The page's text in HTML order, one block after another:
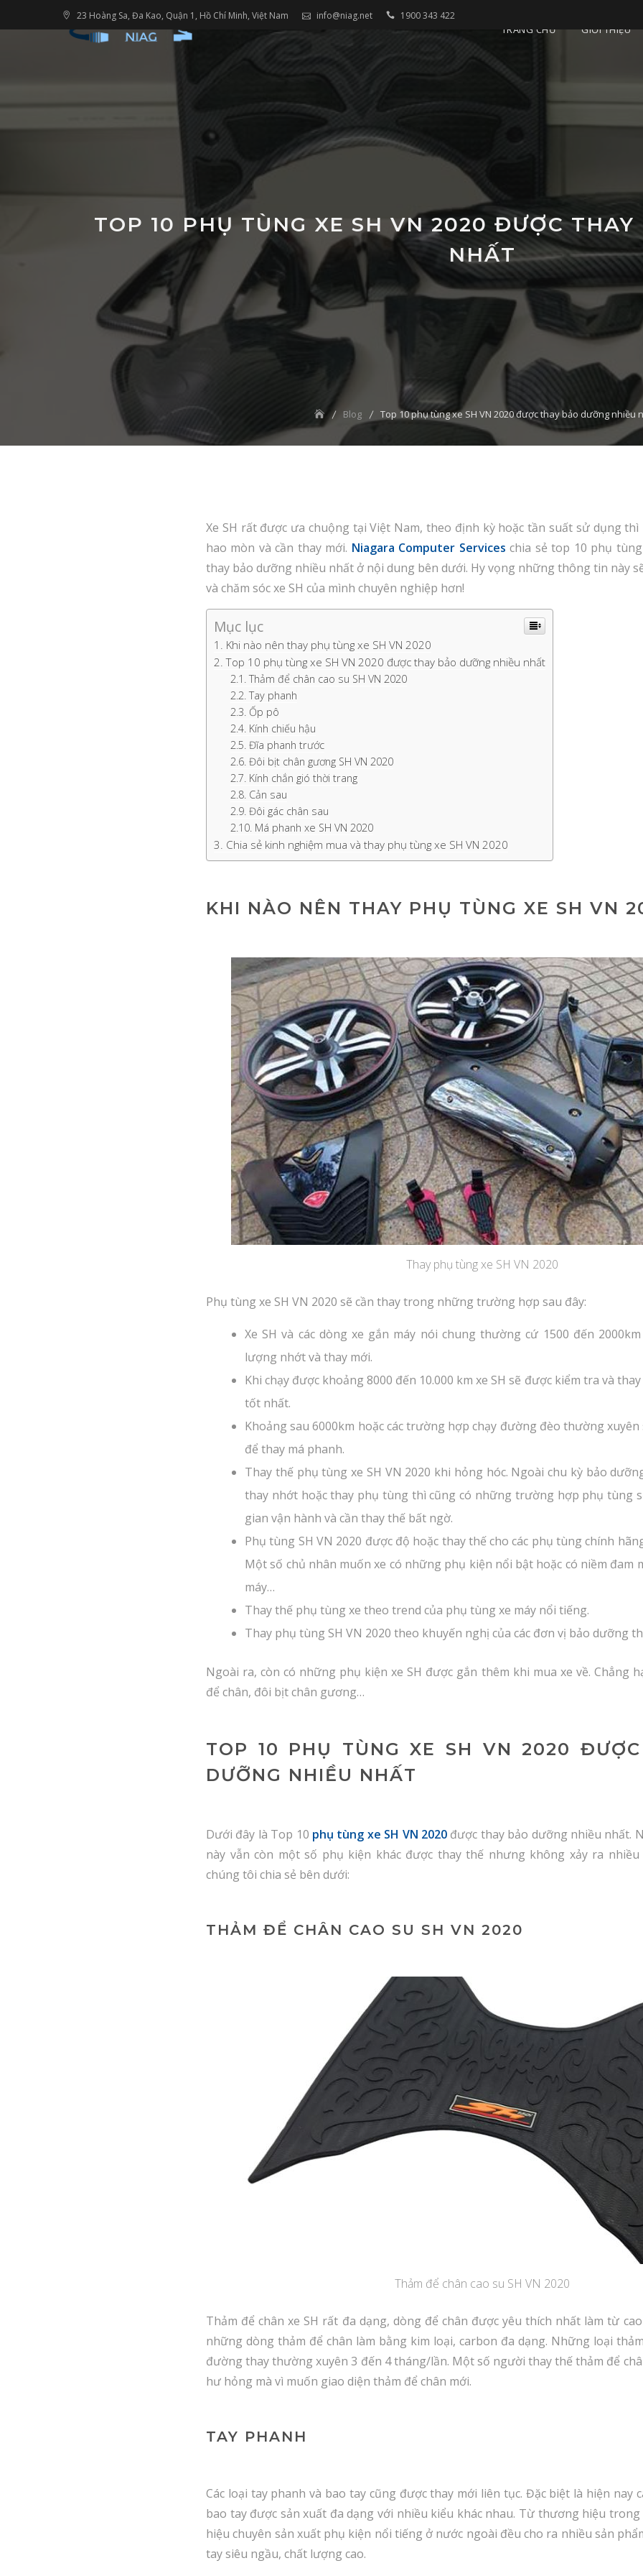
to
23 Hoàng Sa, Đa Kao, Quận 1, Hồ Chí Minh, Việt Nam info@niag.net 1900 343 422
TRANG CHỦ GIỚI THIỆU
TOP 10 PHỤ TÙNG XE SH VN 2020 ĐƯỢC
NHẤT
Blog Top 10 phụ tùng xe SH VN 2020 được thay bảo dưỡng nhiều
Xe SH rất được ưa chuộng tại Việt Nam, theo định kỳ hoặc tần suất sử dụng
hao mòn và cần thay mới. Niagara Computer Services chia sẻ top 10 phụ
thay bảo dưỡng nhiều nhất ở nội dung bên dưới. Hy vọng những thông tin này
và chăm sóc xe SH của mình chuyên nghiệp hơn!
Mục lục
Khi nào nên thay phụ tùng xe SH VN 2020
Top 10 phụ tùng xe SH VN 2020 được thay bảo dưỡng nhiều nhất
Thảm để chân cao su SH VN 2020
Tay phanh
Ốp pô
Kính chiếu hậu
Đĩa phanh trước
Đôi bịt chân gương SH VN 2020
Kính chắn gió thời trang
Cản sau
Đôi gác chân sau
Má phanh xe SH VN 2020
Chia sẻ kinh nghiệm mua và thay phụ tùng xe SH VN 2020
KHI NÀO NÊN THAY PHỤ TÙNG XE SH VN
Thay phụ tùng xe SH VN 2020
Phụ tùng xe SH VN 2020 sẽ cần thay trong những trường hợp sau đây:
Xe SH và các dòng xe gắn máy nói chung thường cứ 1500 đến
lượng nhớt và thay mới.
Khi chạy được khoảng 8000 đến 10.000 km xe SH sẽ được kiểm tra và
tốt nhất.
Khoảng sau 6000km hoặc các trường hợp chạy đường đèo thường
để thay má phanh.
Thay thế phụ tùng xe SH VN 2020 khi hỏng hóc. Ngoài chu kỳ bảo
thay nhớt hoặc thay phụ tùng thì cũng có những trường hợp phụ tùng
gian vận hành và cần thay thế bất ngờ.
Phụ tùng SH VN 2020 được độ hoặc thay thế cho các phụ tùng chính
Một số chủ nhân muốn xe có những phụ kiện nổi bật hoặc có niềm đam
máy…
Thay thế phụ tùng xe theo trend của phụ tùng xe máy nổi tiếng.
Thay phụ tùng SH VN 2020 theo khuyến nghị của các đơn vị bảo dưỡng
Ngoài ra, còn có những phụ kiện xe SH được gắn thêm khi mua xe về. Chẳng
để chân, đôi bịt chân gương…
TOP 10 PHỤ TÙNG XE SH VN 2020
DƯỠNG NHIỀU NHẤT
Dưới đây là Top 10 phụ tùng xe SH VN 2020 được thay bảo dưỡng nhiều nhất.
này vẫn còn một số phụ kiện khác được thay thế nhưng không xảy ra
chúng tôi chia sẻ bên dưới:
THẢM ĐỂ CHÂN CAO SU SH VN 2020
Thảm để chân cao su SH VN 2020
Thảm để chân xe SH rất đa dạng, dòng để chân được yêu thích nhất làm từ
những dòng thảm để chân làm bằng kim loại, carbon đa dạng. Những loại
đường thay thường xuyên 3 đến 4 tháng/lần. Một số người thay thế thảm để
hư hỏng mà vì muốn giao diện thảm để chân mới.
TAY PHANH
Các loại tay phanh và bao tay cũng được thay mới liên tục. Đặc biệt là hiện nay
bao tay được sản xuất đa dạng với nhiều kiểu khác nhau. Từ thương hiệu
hiệu chuyên sản xuất phụ kiện nổi tiếng ở nước ngoài đều cho ra nhiều sản
tay siêu ngầu, chất lượng cao.